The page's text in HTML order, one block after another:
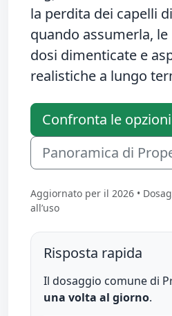
la perdita dei capelli
quando assumerla,
dosi dimenticate e
realistiche a lungo
Confronta le
Panoramica di
Aggiornato per il 2026 •
all’uso
Risposta rapida
Il dosaggio comune di
una volta al giorno.